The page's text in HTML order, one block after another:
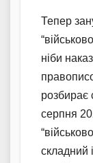
Тепер
ніби
розбирає
серпня
складний